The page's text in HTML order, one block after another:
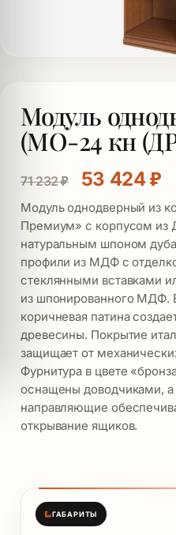
Модуль
(МО-24 кн
71 232₽ 53 424₽
Модуль однодверный из
Премиум» с корпусом из
натуральным шпоном
профили из МДФ с
стеклянными вставками
из шпонированного МДФ.
коричневая патина
древесины. Покрытие
защищает от
Фурнитура в цвете
оснащены доводчиками,
направляющие
открывание ящиков.
ГАБАРИТЫ